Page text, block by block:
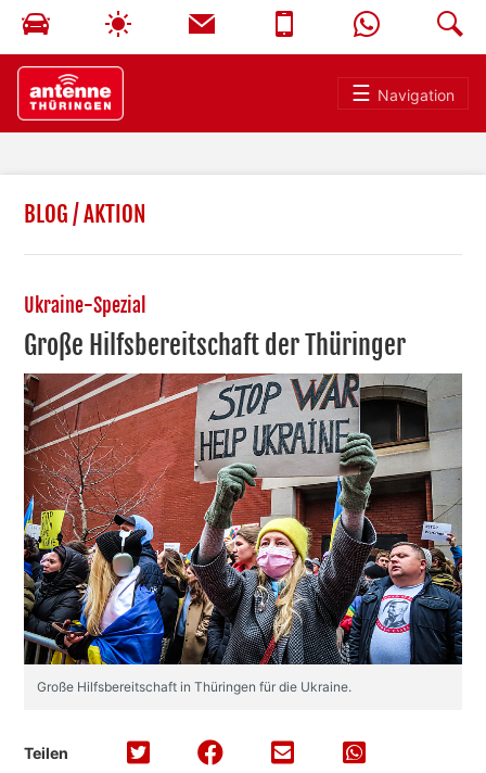
☰ Navigation
BLOG/AKTION
Ukraine-Spezial
Große Hilfsbereitschaft der Thüringer
Große Hilfsbereitschaft in Thüringen für die Ukraine.
Teilen